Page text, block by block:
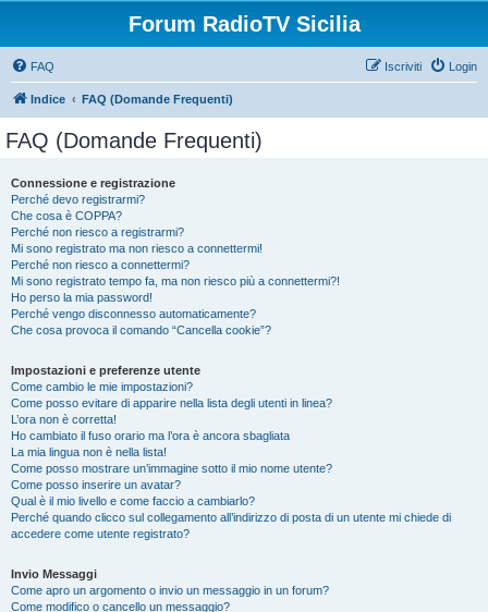
Forum RadioTV Sicilia
FAQ Login
Iscriviti
Indice FAQ (Domande Frequenti)
FAQ (Domande Frequenti)
Connessione e registrazione
Perché devo registrarmi?
Che cosa è COPPA?
Perché non riesco a registrarmi?
Mi sono registrato ma non riesco a connettermi!
Perché non riesco a connettermi?
Mi sono registrato tempo fa, ma non riesco più a connettermi?!
Ho perso la mia password!
Perché vengo disconnesso automaticamente?
Che cosa provoca il comando “Cancella cookie”?
Impostazioni e preferenze utente
Come cambio le mie impostazioni?
Come posso evitare di apparire nella lista degli utenti in linea?
L’ora non è corretta!
Ho cambiato il fuso orario ma l’ora è ancora sbagliata
La mia lingua non è nella lista!
Come posso mostrare un’immagine sotto il mio nome utente?
Come posso inserire un avatar?
Qual è il mio livello e come faccio a cambiarlo?
Perché quando clicco sul collegamento all’indirizzo di posta di un utente mi chiede di
accedere come utente registrato?
Invio Messaggi
Come apro un argomento o invio un messaggio in un forum?
Come modifico o cancello un messaggio?